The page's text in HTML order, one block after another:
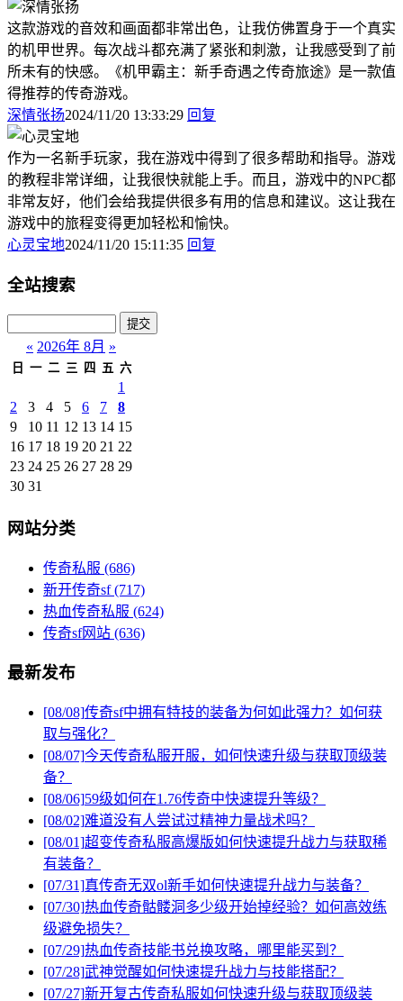
这款游戏的音效和画面都非常出色，让我仿佛置身于一个真实
的机甲世界。每次战斗都充满了紧张和刺激，让我感受到了前
所未有的快感。《机甲霸主：新手奇遇之传奇旅途》是一款值
得推荐的传奇游戏。
深情张扬2024/11/20 13:33:29 回复
作为一名新手玩家，我在游戏中得到了很多帮助和指导。游戏
的教程非常详细，让我很快就能上手。而且，游戏中的NPC都
非常友好，他们会给我提供很多有用的信息和建议。这让我在
游戏中的旅程变得更加轻松和愉快。
心灵宝地2024/11/20 15:11:35 回复
全站搜索
« 2026年 8月 »
日 一 二 三 四 五 六
1
2
3 4 5 6 7
8
9
10 11 12 13 14 15
16 17 18 19 20 21 22
23 24 25 26 27 28 29
30 31
网站分类
传奇私服 (686)
新开传奇sf(717)
热血传奇私服 (624)
传奇sf网站 (636)
最新发布
[08/08]传奇sf中拥有特技的装备为何如此强力？如何获
取与强化？
[08/07]今天传奇私服开服，如何快速升级与获取顶级装
备？
[08/06]59级如何在1.76传奇中快速提升等级？
[08/02]难道没有人尝试过精神力量战术吗？
[08/01]超变传奇私服高爆版如何快速提升战力与获取稀
有装备？
[07/31]真传奇无双ol新手如何快速提升战力与装备？
[07/30]热血传奇骷髅洞多少级开始掉经验？如何高效练
级避免损失？
[07/29]热血传奇技能书兑换攻略，哪里能买到？
[07/28]武神觉醒如何快速提升战力与技能搭配？
[07/27]新开复古传奇私服如何快速升级与获取顶级装